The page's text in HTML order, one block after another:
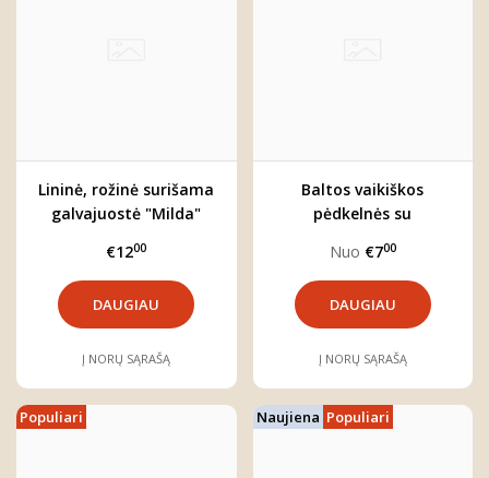
Lininė, rožinė surišama
galvajuostė "Milda"
€1200
DAUGIAU
Į NORŲ SĄRAŠĄ
Baltos vaikiškos
pėdkelnės su
Nuo €700
DAUGIAU
Į NORŲ SĄRAŠĄ
Populiari Naujiena Populiari